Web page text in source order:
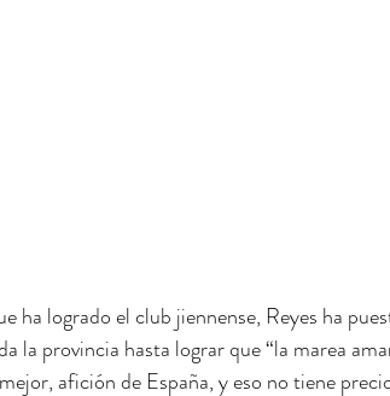
ha logrado el club jiennense, Reyes ha
la provincia hasta lograr que “la marea
afición de España, y eso no tiene